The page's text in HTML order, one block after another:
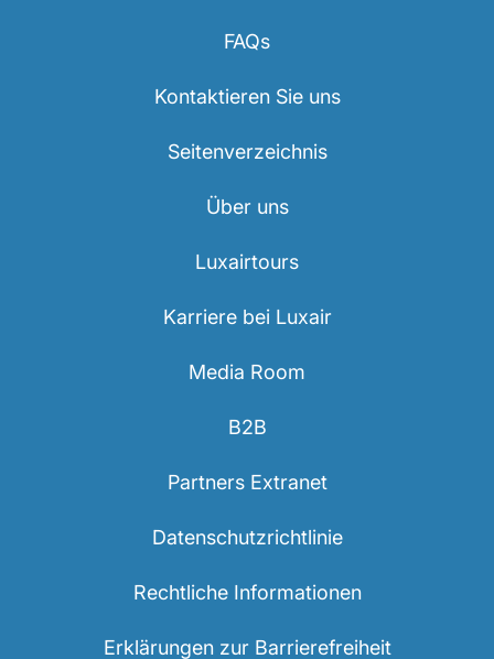
FAQs
Kontaktieren Sie uns
Seitenverzeichnis
Über uns
Luxairtours
Karriere bei Luxair
Media Room
B2B
Partners Extranet
Datenschutzrichtlinie
Rechtliche Informationen
Erklärungen zur Barrierefreiheit